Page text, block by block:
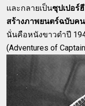
และกลายเป็นซุปเปอร์
สร้างภาพยนตร์ฉบับค
นั่นคือหนังขาวดำปี
(Adventures of